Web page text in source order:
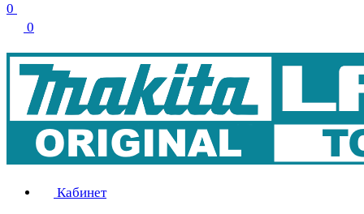
0
0
Кабинет